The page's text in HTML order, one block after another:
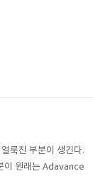
룩진 부분이 생긴다.
이 원래는 Adavance